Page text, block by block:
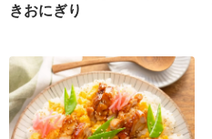
きおにぎり